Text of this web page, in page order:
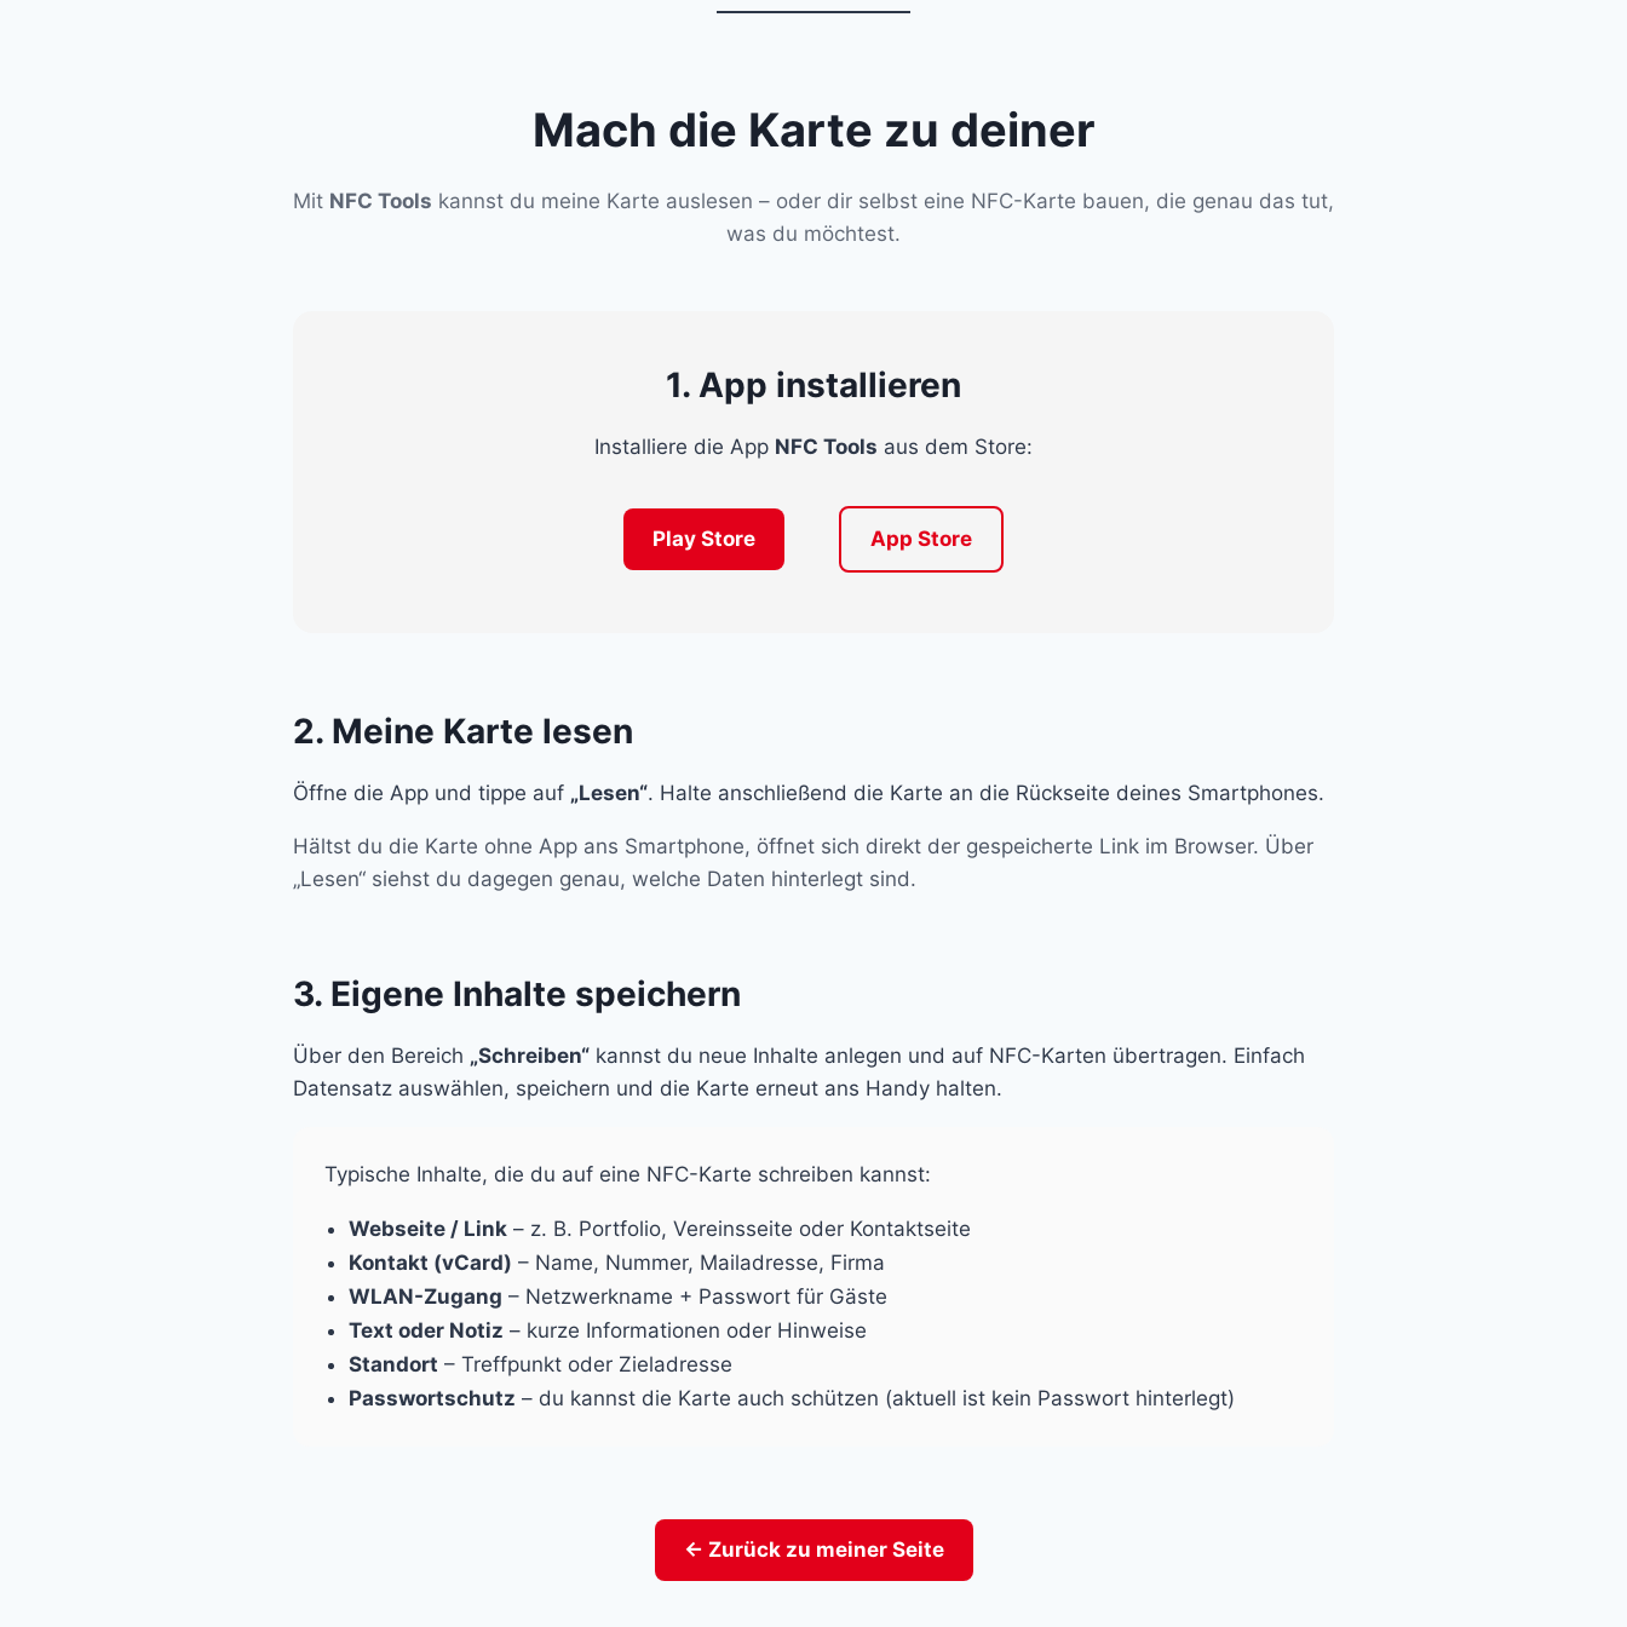
Mach die Karte zu deiner
Mit NFC Tools kannst du meine Karte auslesen – oder dir selbst eine NFC-Karte bauen, die genau das tut,
was du möchtest.
1. App installieren
Installiere die App NFC Tools aus dem Store:
Play Store App Store
2. Meine Karte lesen
Öffne die App und tippe auf „Lesen“. Halte anschließend die Karte an die Rückseite deines Smartphones.
Hältst du die Karte ohne App ans Smartphone, öffnet sich direkt der gespeicherte Link im Browser. Über
„Lesen“ siehst du dagegen genau, welche Daten hinterlegt sind.
3. Eigene Inhalte speichern
Über den Bereich „Schreiben“ kannst du neue Inhalte anlegen und auf NFC-Karten übertragen. Einfach
Datensatz auswählen, speichern und die Karte erneut ans Handy halten.
Typische Inhalte, die du auf eine NFC-Karte schreiben kannst:
Webseite / Link – z. B. Portfolio, Vereinsseite oder Kontaktseite
Kontakt (vCard) – Name, Nummer, Mailadresse, Firma
WLAN-Zugang – Netzwerkname + Passwort für Gäste
Text oder Notiz – kurze Informationen oder Hinweise
Standort – Treffpunkt oder Zieladresse
Passwortschutz – du kannst die Karte auch schützen (aktuell ist kein Passwort hinterlegt)
← Zurück zu meiner Seite